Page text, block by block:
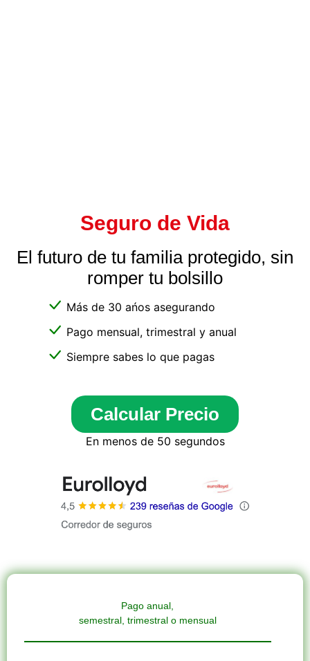
Seguro de Vida
El futuro de tu familia protegido, sin
romper tu bolsillo
Más de 30 ańos asegurando
Pago mensual, trimestral y anual
Siempre sabes lo que pagas
Calcular Precio
En menos de 50 segundos
Pago anual,
semestral, trimestral o mensual